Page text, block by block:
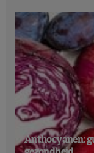
Anthocyanen: